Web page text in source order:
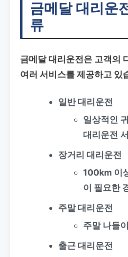
금메달 대리운
류
금메달 대리운전은 고객의
여러 서비스를 제공하고 있
일반 대리운전
일상적인
대리운전
장거리 대리운전
100km 이
이 필요한
주말 대리운전
주말 나들
출근 대리운전